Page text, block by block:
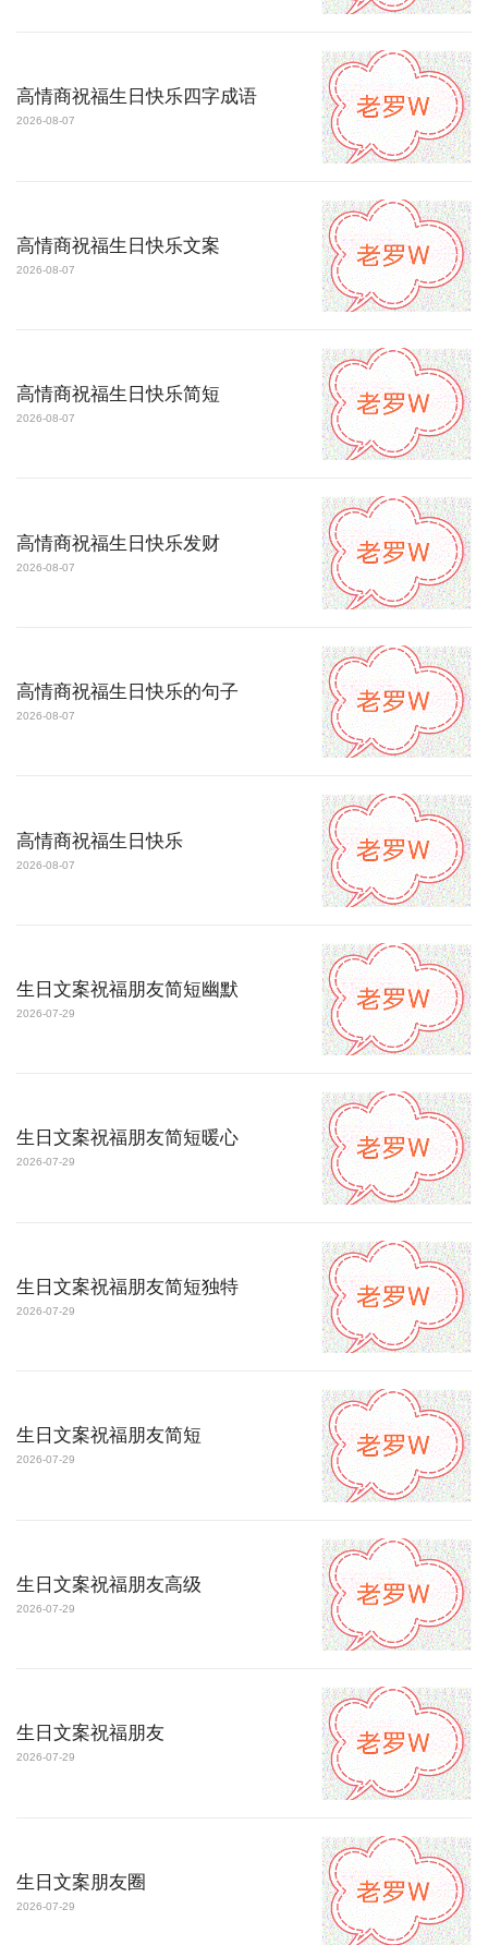
高情商祝福生日快乐四字成语
2026-08-07
高情商祝福生日快乐文案
2026-08-07
高情商祝福生日快乐简短
2026-08-07
高情商祝福生日快乐发财
2026-08-07
高情商祝福生日快乐的句子
2026-08-07
高情商祝福生日快乐
2026-08-07
生日文案祝福朋友简短幽默
2026-07-29
生日文案祝福朋友简短暖心
2026-07-29
生日文案祝福朋友简短独特
2026-07-29
生日文案祝福朋友简短
2026-07-29
生日文案祝福朋友高级
2026-07-29
生日文案祝福朋友
2026-07-29
生日文案朋友圈
2026-07-29